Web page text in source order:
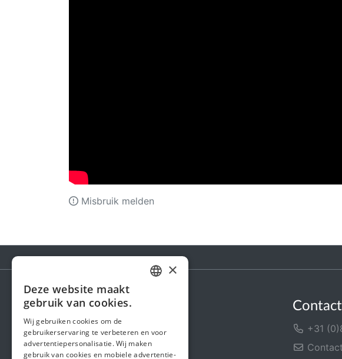
Misbruik melden
Steunactie
Over ons
In de media
Contact
+31
ENGLISH
×
Deze website maakt
gebruik van cookies.
Wij gebruiken cookies om de
gebruikerservaring te verbeteren en voor
advertentiepersonalisatie. Wij maken
gebruik van cookies en mobiele advertentie-